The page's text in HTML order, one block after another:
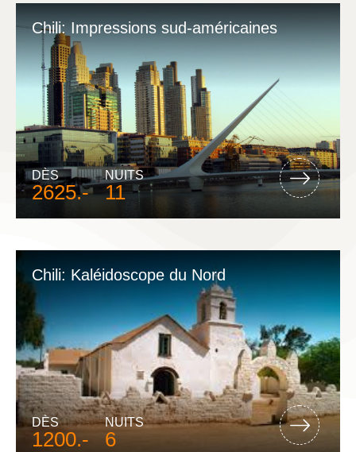
Chili: Impressions sud-américaines
DÈS
2625.-
NUITS
11
Chili: Kaléidoscope du Nord
DÈS
1200.-
NUITS
6